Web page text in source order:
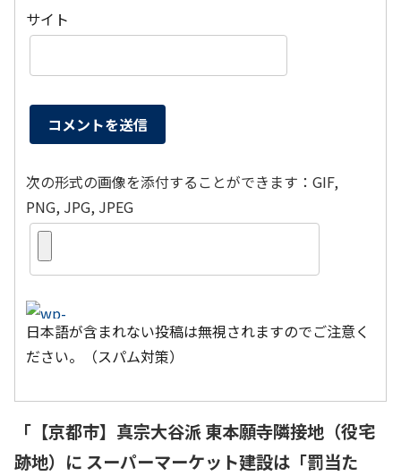
サイト
次の形式の画像を添付することができます：GIF,
PNG, JPG, JPEG
日本語が含まれない投稿は無視されますのでご注意く
ださい。（スパム対策）
「 【京都市】真宗大谷派 東本願寺隣接地（役宅
跡地）に スーパーマーケット建設は「罰当た